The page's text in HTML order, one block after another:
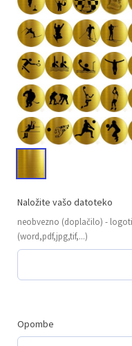
Naložite vašo datoteko
neobvezno (doplačilo) -
(word,pdf,jpg,tif,...)
Opombe